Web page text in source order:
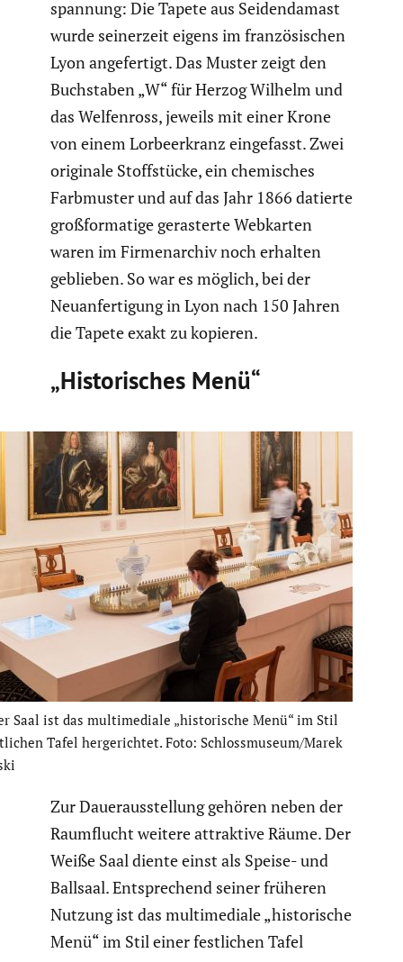
span­nung: Die Tapete aus Seiden­da­mast
wurde seiner­zeit eigens im franzö­si­schen
Lyon angefer­tigt. Das Muster zeigt den
Buchstaben „W“ für Herzog Wilhelm und
das Welfen­ross, jeweils mit einer Krone
von einem Lorbeer­kranz einge­fasst. Zwei
originale Stoff­stücke, ein chemi­sches
Farbmuster und auf das Jahr 1866 datierte
großfor­ma­tige geras­terte Webkarten
waren im Firmen­ar­chiv noch erhalten
geblieben. So war es möglich, bei der
Neuan­fer­ti­gung in Lyon nach 150 Jahren
die Tapete exakt zu kopieren.
„Histo­ri­sches Menü“
Saal ist das multi­me­diale „histo­ri­sche Menü“ im Stil
Tafel herge­richtet. Foto: Schlossmuseum/Marek
Zur Dauer­aus­stel­lung gehören neben der
Raumflucht weitere attrak­tive Räume. Der
Weiße Saal diente einst als Speise- und
Ballsaal. Entspre­chend seiner früheren
Nutzung ist das multi­me­diale „histo­ri­sche
Menü“ im Stil einer festli­chen Tafel